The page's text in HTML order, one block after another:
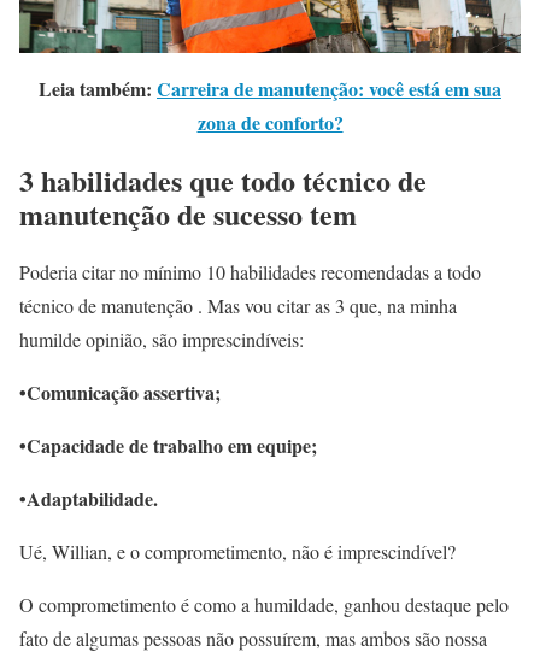
Leia também: Carreira de manutenção: você está em sua
zona de conforto?
3 habilidades que todo técnico de
manutenção de sucesso tem
Poderia citar no mínimo 10 habilidades recomendadas a todo
técnico de manutenção . Mas vou citar as 3 que, na minha
humilde opinião, são imprescindíveis:
•Comunicação assertiva;
•Capacidade de trabalho em equipe;
•Adaptabilidade.
Ué, Willian, e o comprometimento, não é imprescindível?
O comprometimento é como a humildade, ganhou destaque pelo
fato de algumas pessoas não possuírem, mas ambos são nossa